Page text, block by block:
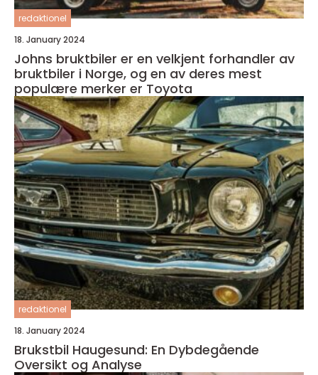
redaktionel
18. January 2024
Johns bruktbiler er en velkjent forhandler av
bruktbiler i Norge, og en av deres mest
populære merker er Toyota
redaktionel
18. January 2024
Brukstbil Haugesund: En Dybdegående
Oversikt og Analyse